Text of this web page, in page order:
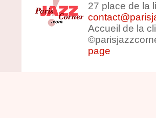
27 place de la
Accueil de la
page